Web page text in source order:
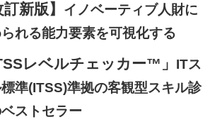
訂新版】
イノベーティブ人財に
れる能力要素を可視化する
レベルチェッカー™」 ITス
準(ITSS)準拠の客観型スキル診
ストセラー